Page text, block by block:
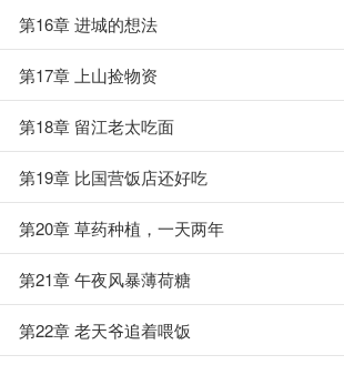
第16章 进城的想法
第17章 上山捡物资
第18章 留江老太吃面
第19章 比国营饭店还好吃
第20章 草药种植，一天两年
第21章 午夜风暴薄荷糖
第22章 老天爷追着喂饭